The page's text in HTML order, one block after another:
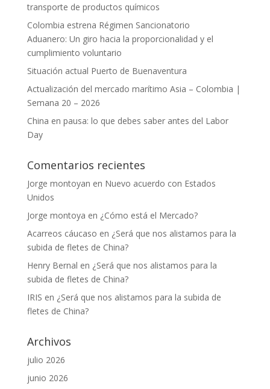
transporte de productos químicos
Colombia estrena Régimen Sancionatorio
Aduanero: Un giro hacia la proporcionalidad y el
cumplimiento voluntario
Situación actual Puerto de Buenaventura
Actualización del mercado marítimo Asia – Colombia |
Semana 20 – 2026
China en pausa: lo que debes saber antes del Labor
Day
Comentarios recientes
Jorge montoyan en Nuevo acuerdo con Estados
Unidos
Jorge montoya en ¿Cómo está el Mercado?
Acarreos cáucaso en ¿Será que nos alistamos para la
subida de fletes de China?
Henry Bernal en ¿Será que nos alistamos para la
subida de fletes de China?
IRIS en ¿Será que nos alistamos para la subida de
fletes de China?
Archivos
julio 2026
junio 2026